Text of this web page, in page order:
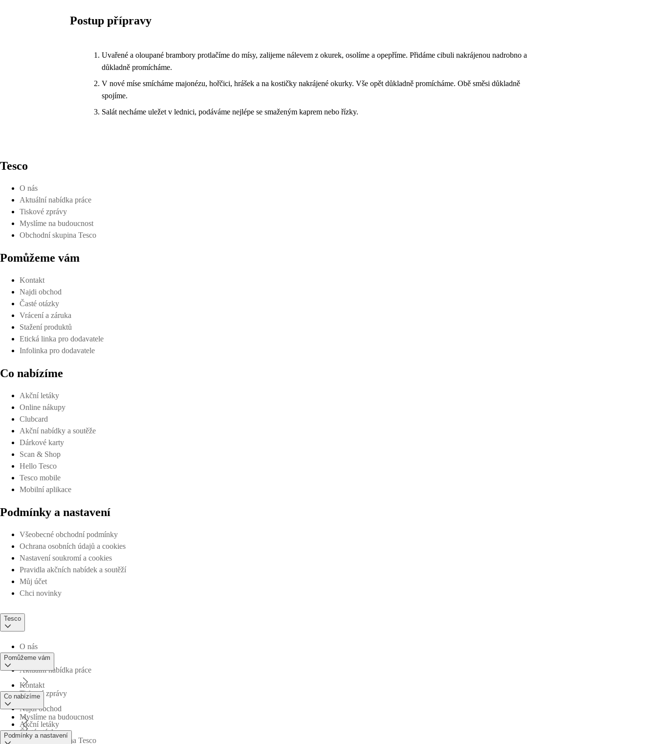
Postup přípravy
Uvařené a oloupané brambory protlačíme do mísy, zalijeme nálevem z okurek, osolíme a opepříme. Přidáme cibuli nakrájenou nadrobno a
důkladně promícháme.
V nové míse smícháme majonézu, hořčici, hrášek a na kostičky nakrájené okurky. Vše opět důkladně promícháme. Obě směsi důkladně
spojíme.
Salát necháme uležet v lednici, podáváme nejlépe se smaženým kaprem nebo řízky.
Tesco
O nás
Aktuální nabídka práce
Tiskové zprávy
Myslíme na budoucnost
Obchodní skupina Tesco
Pomůžeme vám
Kontakt
Najdi obchod
Časté otázky
Vrácení a záruka
Stažení produktů
Etická linka pro dodavatele
Infolinka pro dodavatele
Co nabízíme
Akční letáky
Online nákupy
Clubcard
Akční nabídky a soutěže
Dárkové karty
Scan & Shop
Hello Tesco
Tesco mobile
Mobilní aplikace
Podmínky a nastavení
Všeobecné obchodní podmínky
Ochrana osobních údajů a cookies
Nastavení soukromí a cookies
Pravidla akčních nabídek a soutěží
Můj účet
Chci novinky
Tesco
O nás
Aktuální nabídka práce
Tiskové zprávy
Myslíme na budoucnost
Obchodní skupina Tesco
Pomůžeme vám
Kontakt
Najdi obchod
Časté otázky
Co nabízíme
Akční letáky
Podmínky a nastavení